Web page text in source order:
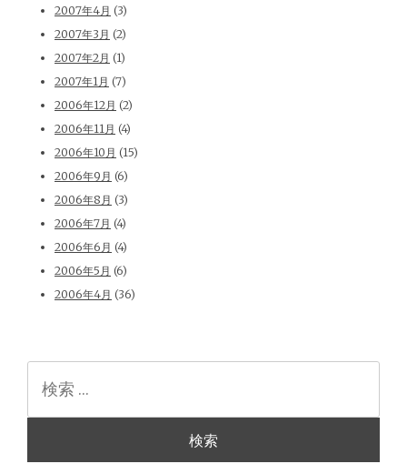
2007年4月 (3)
2007年3月 (2)
2007年2月 (1)
2007年1月 (7)
2006年12月 (2)
2006年11月 (4)
2006年10月 (15)
2006年9月 (6)
2006年8月 (3)
2006年7月 (4)
2006年6月 (4)
2006年5月 (6)
2006年4月 (36)